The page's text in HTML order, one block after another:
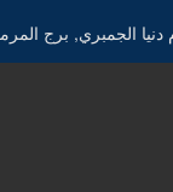
الجمبري, برج